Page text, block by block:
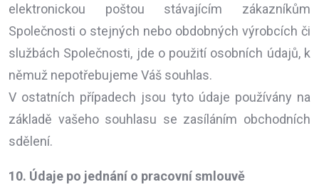
elektronickou poštou stávajícím zákazníkům
Společnosti o stejných nebo obdobných výrobcích či
službách Společnosti, jde o použití osobních údajů, k
němuž nepotřebujeme Váš souhlas.
V ostatních případech jsou tyto údaje používány na
základě vašeho souhlasu se zasíláním obchodních
sdělení.
10. Údaje po jednání o pracovní smlouvě